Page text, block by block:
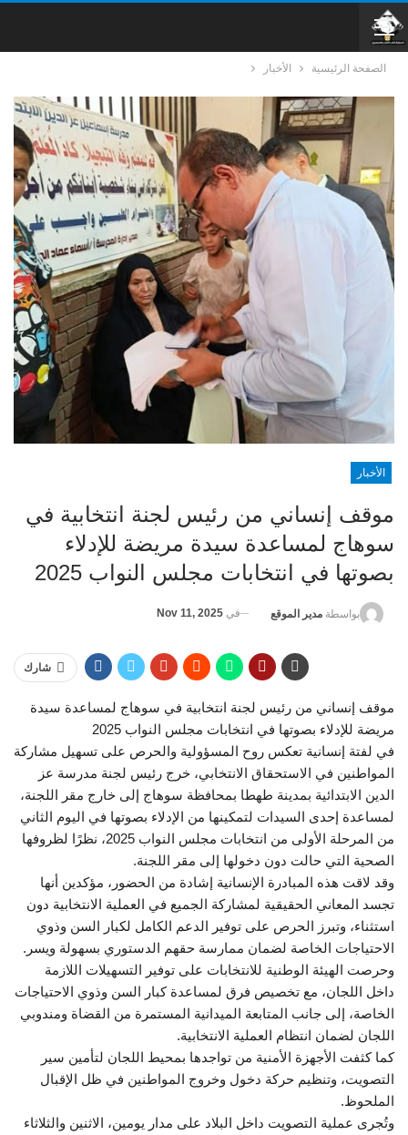
الصفحة الرئيسية الأخبار
الأخبار
موقف إنساني من رئيس لجنة انتخابية في
سوهاج لمساعدة سيدة مريضة للإدلاء
بصوتها في انتخابات مجلس النواب 2025
بواسطة مدير الموقع في Nov 11, 2025
شارك
موقف إنساني من رئيس لجنة انتخابية في سوهاج لمساعدة سيدة
مريضة للإدلاء بصوتها في انتخابات مجلس النواب 2025
في لفتة إنسانية تعكس روح المسؤولية والحرص على تسهيل مشاركة
المواطنين في الاستحقاق الانتخابي، خرج رئيس لجنة مدرسة عز
الدين الابتدائية بمدينة طهطا بمحافظة سوهاج إلى خارج مقر اللجنة،
لمساعدة إحدى السيدات لتمكينها من الإدلاء بصوتها في اليوم الثاني
من المرحلة الأولى من انتخابات مجلس النواب 2025، نظرًا لظروفها
الصحية التي حالت دون دخولها إلى مقر اللجنة.
وقد لاقت هذه المبادرة الإنسانية إشادة من الحضور، مؤكدين أنها
تجسد المعاني الحقيقية لمشاركة الجميع في العملية الانتخابية دون
استثناء، وتبرز الحرص على توفير الدعم الكامل لكبار السن وذوي
الاحتياجات الخاصة لضمان ممارسة حقهم الدستوري بسهولة ويسر.
وحرصت الهيئة الوطنية للانتخابات على توفير التسهيلات اللازمة
داخل اللجان، مع تخصيص فرق لمساعدة كبار السن وذوي الاحتياجات
الخاصة، إلى جانب المتابعة الميدانية المستمرة من القضاة ومندوبي
اللجان لضمان انتظام العملية الانتخابية.
كما كثفت الأجهزة الأمنية من تواجدها بمحيط اللجان لتأمين سير
التصويت، وتنظيم حركة دخول وخروج المواطنين في ظل الإقبال
الملحوظ.
وتُجرى عملية التصويت داخل البلاد على مدار يومين، الاثنين والثلاثاء